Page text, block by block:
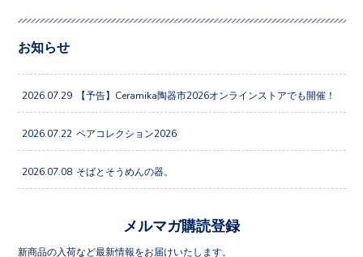
お知らせ
2026.07.29 【予告】Ceramika陶器市2026オンラインストアでも開催！
2026.07.22 ペアコレクション2026
2026.07.08 そばとそうめんの器。
メルマガ購読登録
新商品の入荷など最新情報をお届けいたします。